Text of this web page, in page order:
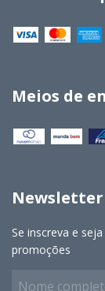
Meios de
Newsletter
Se inscreva e
promoções